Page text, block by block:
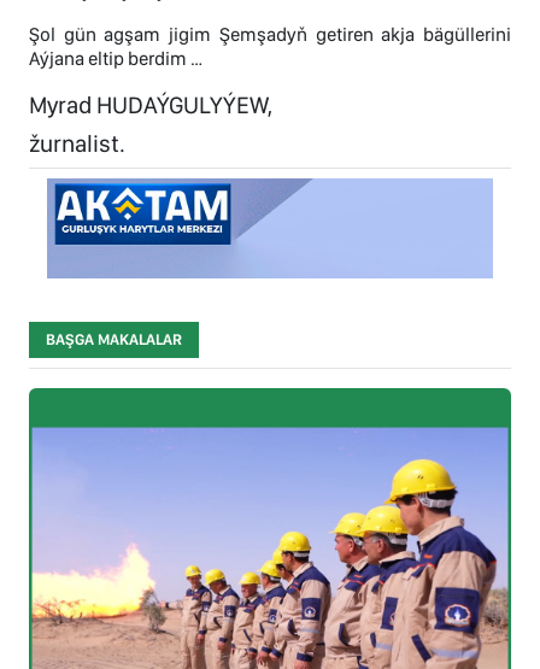
Şol gün agşam jigim Şemşadyň getiren akja bägüllerini
Aýjana eltip berdim …
Myrad HUDAÝGULYÝEW,
žurnalist.
BAŞGA MAKALALAR